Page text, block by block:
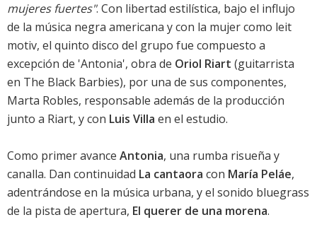
mujeres fuertes". Con libertad estilística, bajo el influjo
de la música negra americana y con la mujer como leit
motiv, el quinto disco del grupo fue compuesto a
excepción de 'Antonia', obra de Oriol Riart (guitarrista
en The Black Barbies), por una de sus componentes,
Marta Robles, responsable además de la producción
junto a Riart, y con Luis Villa en el estudio.
Como primer avance Antonia, una rumba risueña y
canalla. Dan continuidad La cantaora con María Peláe,
adentrándose en la música urbana, y el sonido bluegrass
de la pista de apertura, El querer de una morena.